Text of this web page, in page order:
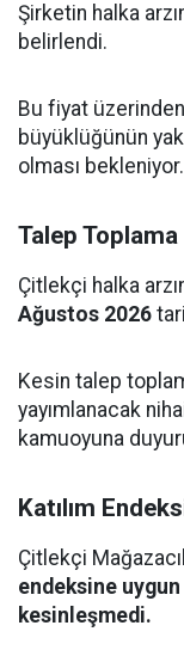
Şirketin halka
belirlendi.
Bu fiyat
büyüklüğünün
olması bekleniyor.
Talep
Çitlekçi halka
Ağustos 2026
Kesin talep
yayımlanacak
kamuoyuna
Katılım
Çitlekçi
endeksine uygun
kesinleşmedi.